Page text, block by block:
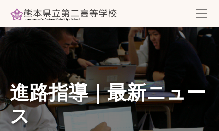
進路指導｜最新ニュー
ス